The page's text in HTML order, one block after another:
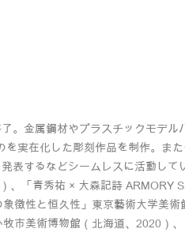
。金属鋼材やプラスチックモデル
実在化した彫刻作品を制作。ま
表するなどシームレスに活動して
、「青秀祐 × 大森記詩 ARMORY
徴性と恒久性」東京藝術大学美術
市美術博物館（北海道、2020）